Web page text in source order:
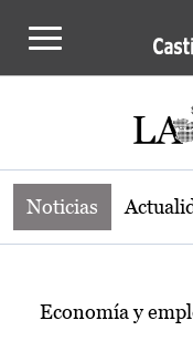
Noticias de
Noticias
Temas
Economía y